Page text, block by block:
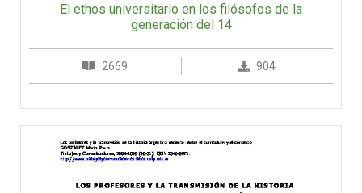
El ethos universitario en los filósofos de la
generación del 14
2669 904